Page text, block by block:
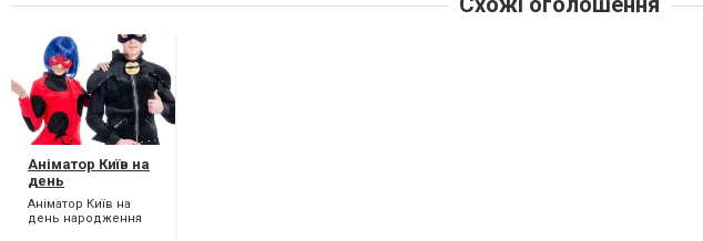
Аніматор Київ на
день
народження
дитини - мрія
Аніматор Київ на
день народження